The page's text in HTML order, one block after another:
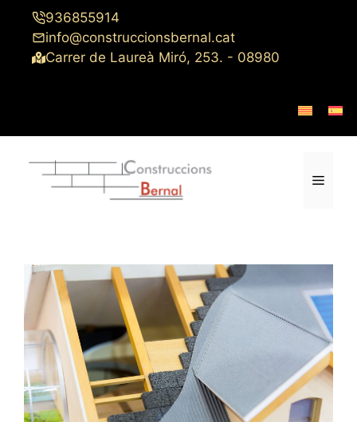
Saltar
contenido
936855914
info@construccionsbernal.cat
Carrer de Laureà Miró, 253. - 08980
Menú